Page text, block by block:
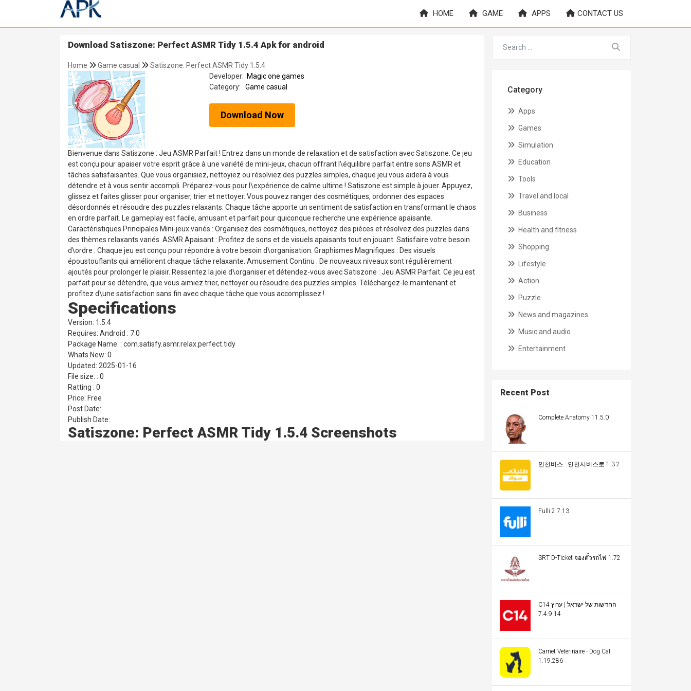
HOME GAME APPS CONTACT US
Download Satiszone: Perfect ASMR Tidy 1.5.4 Apk for android
Home Game casual
Satiszone: Perfect ASMR Tidy 1.5.4
Developer: Magic one games
Category:
Game casual
Download Now
Bienvenue dans Satiszone : Jeu ASMR Parfait ! Entrez dans un monde de relaxation et de satisfaction avec Satiszone. Ce jeu
est conçu pour apaiser votre esprit grâce à une variété de mini-jeux, chacun offrant l\équilibre parfait entre sons ASMR et
tâches satisfaisantes. Que vous organisiez, nettoyiez ou résolviez des puzzles simples, chaque jeu vous aidera à vous
détendre et à vous sentir accompli. Préparez-vous pour l\expérience de calme ultime ! Satiszone est simple à jouer. Appuyez,
glissez et faites glisser pour organiser, trier et nettoyer. Vous pouvez ranger des cosmétiques, ordonner des espaces
désordonnés et résoudre des puzzles relaxants. Chaque tâche apporte un sentiment de satisfaction en transformant le chaos
en ordre parfait. Le gameplay est facile, amusant et parfait pour quiconque recherche une expérience apaisante.
Caractéristiques Principales Mini-jeux variés : Organisez des cosmétiques, nettoyez des pièces et résolvez des puzzles dans
des thèmes relaxants variés. ASMR Apaisant : Profitez de sons et de visuels apaisants tout en jouant. Satisfaire votre besoin
d\ordre : Chaque jeu est conçu pour répondre à votre besoin d\organisation. Graphismes Magnifiques : Des visuels
époustouflants qui améliorent chaque tâche relaxante. Amusement Continu : De nouveaux niveaux sont régulièrement
ajoutés pour prolonger le plaisir. Ressentez la joie d\organiser et détendez-vous avec Satiszone : Jeu ASMR Parfait. Ce jeu est
parfait pour se détendre, que vous aimiez trier, nettoyer ou résoudre des puzzles simples. Téléchargez-le maintenant et
profitez d\une satisfaction sans fin avec chaque tâche que vous accomplissez !
Specifications
Version: 1.5.4
Requires: Android : 7.0
Package Name: : com.satisfy.asmr.relax.perfect.tidy
Whats New: 0
Updated: 2025-01-16
File size: : 0
Ratting : 0
Price: Free
Post Date:
Publish Date:
Satiszone: Perfect ASMR Tidy 1.5.4 Screenshots
Category
Apps
Games
Simulation
Education
Tools
Travel and local
Business
Health and fitness
Shopping
Lifestyle
Action
Puzzle
News and magazines
Music and audio
Entertainment
Recent Post
Complete Anatomy 11.5.0
인천버스 - 인천시버스로 1.3.2
Fulli 2.7.13
SRT D-Ticket จองตั๋วรถไฟ 1.72
C14 החדשות של ישראל | ערוץ
14 7.4.9
Carnet Veterinaire - Dog Cat
1.19.286